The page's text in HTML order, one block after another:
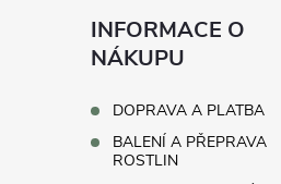
INFORMACE O
NÁKUPU
DOPRAVA A PLATBA
BALENÍ A PŘEPRAVA
ROSTLIN